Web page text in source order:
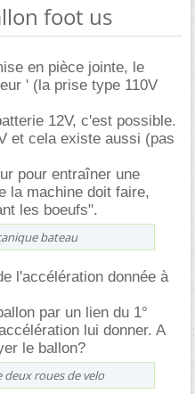
foot us
en pièce jointe, le
' (la prise type 110V
12V, c'est possible.
et cela existe aussi (pas
pour entraîner une
la machine doit faire,
les boeufs".
bateau
l'accélération donnée à
par un lien du 1°
lui donner. A
le ballon?
roues de velo